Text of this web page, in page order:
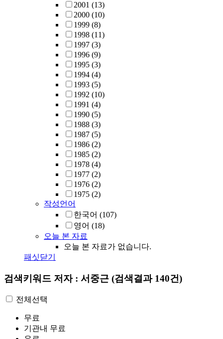
2001 (13)
2000 (10)
1999 (8)
1998 (11)
1997 (3)
1996 (9)
1995 (3)
1994 (4)
1993 (5)
1992 (10)
1991 (4)
1990 (5)
1988 (3)
1987 (5)
1986 (2)
1985 (2)
1978 (4)
1977 (2)
1976 (2)
1975 (2)
작성언어
한국어 (107)
영어 (18)
오늘 본 자료
오늘 본 자료가 없습니다.
패싯닫기
검색키워드 저자 : 서중근 (검색결과 140건)
전체선택
무료
기관내 무료